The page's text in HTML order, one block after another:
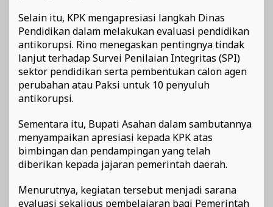
Selain itu, KPK mengapresiasi langkah Dinas
Pendidikan dalam melakukan evaluasi pendidikan
antikorupsi. Rino menegaskan pentingnya tindak
lanjut terhadap Survei Penilaian Integritas (SPI)
sektor pendidikan serta pembentukan calon agen
perubahan atau Paksi untuk 10 penyuluh
antikorupsi.
Sementara itu, Bupati Asahan dalam sambutannya
menyampaikan apresiasi kepada KPK atas
bimbingan dan pendampingan yang telah
diberikan kepada jajaran pemerintah daerah.
Menurutnya, kegiatan tersebut menjadi sarana
evaluasi sekaligus pembelajaran bagi Pemerintah